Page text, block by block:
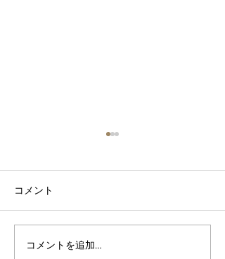
ヘス&あかね夫妻 ２人展
コメント
コメントを追加…